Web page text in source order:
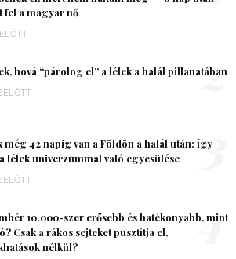
fel a magyar nő
hová “párolog el” a lélek a halál pillanatában
2
még 42 napig van a Földön a halál után: így
lélek univerzummal való egyesülése
3
10.000-szer erősebb és hatékonyabb, mint
Csak a rákos sejteket pusztítja el,
nélkül?
4